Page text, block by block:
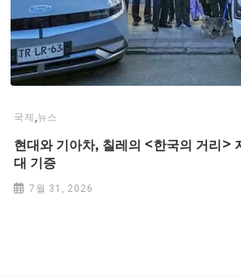
국제 ,뉴스
현대와 기아차, 칠레의 <한국의 거리>
대 기증
7월 31, 2026